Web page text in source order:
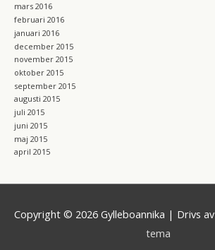
mars 2016
februari 2016
januari 2016
december 2015
november 2015
oktober 2015
september 2015
augusti 2015
juli 2015
juni 2015
maj 2015
april 2015
Copyright © 2026 Gylleboannika | Drivs av
tema